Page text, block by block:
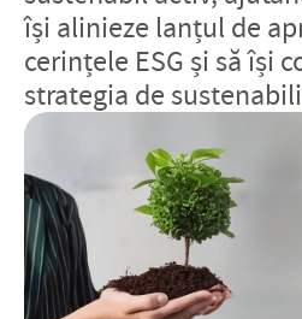
își alinieze lanțul de
cerințele ESG și să își
strategia de